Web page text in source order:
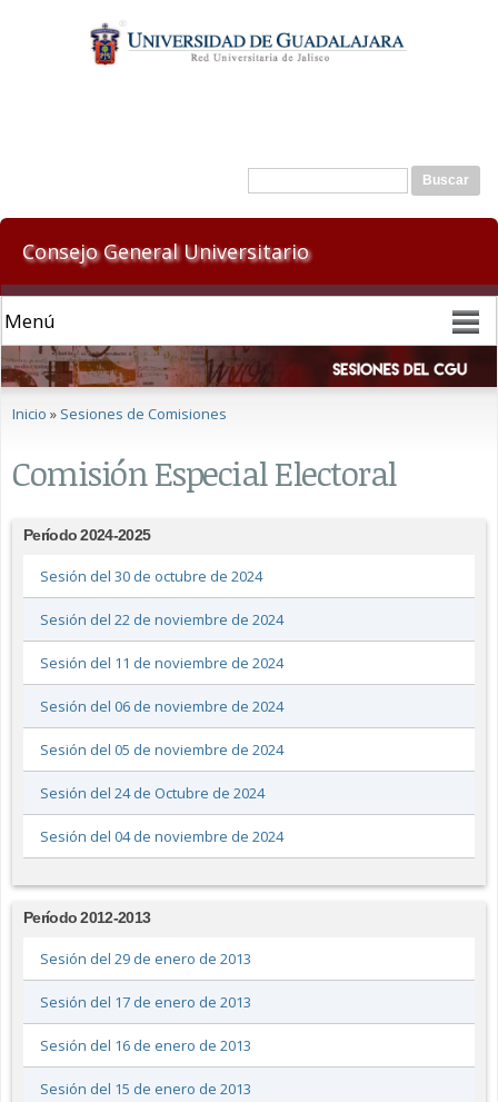
contenido
principal
Formulario de búsqueda
Buscar
Consejo General Universitario
Se encuentra usted aquí
Inicio » Sesiones de Comisiones
Comisión Especial Electoral
Período 2024-2025
Sesión del 30 de octubre de 2024
Sesión del 22 de noviembre de 2024
Sesión del 11 de noviembre de 2024
Sesión del 06 de noviembre de 2024
Sesión del 05 de noviembre de 2024
Sesión del 24 de Octubre de 2024
Sesión del 04 de noviembre de 2024
Período 2012-2013
Sesión del 29 de enero de 2013
Sesión del 17 de enero de 2013
Sesión del 16 de enero de 2013
Sesión del 15 de enero de 2013